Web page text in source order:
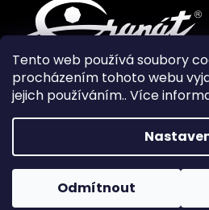
Tento web používá soubory
procházením tohoto webu
jejich používáním.. Více
Odmítnout
Vytvořil
Copyright 2024Granát